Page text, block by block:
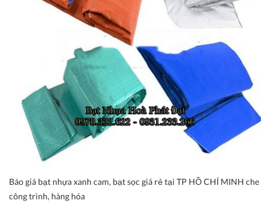
Báo giá bạt nhựa xanh cam, bạt sọc giá rẻ tại TP HỒ CHÍ MINH che
công trình, hàng hóa